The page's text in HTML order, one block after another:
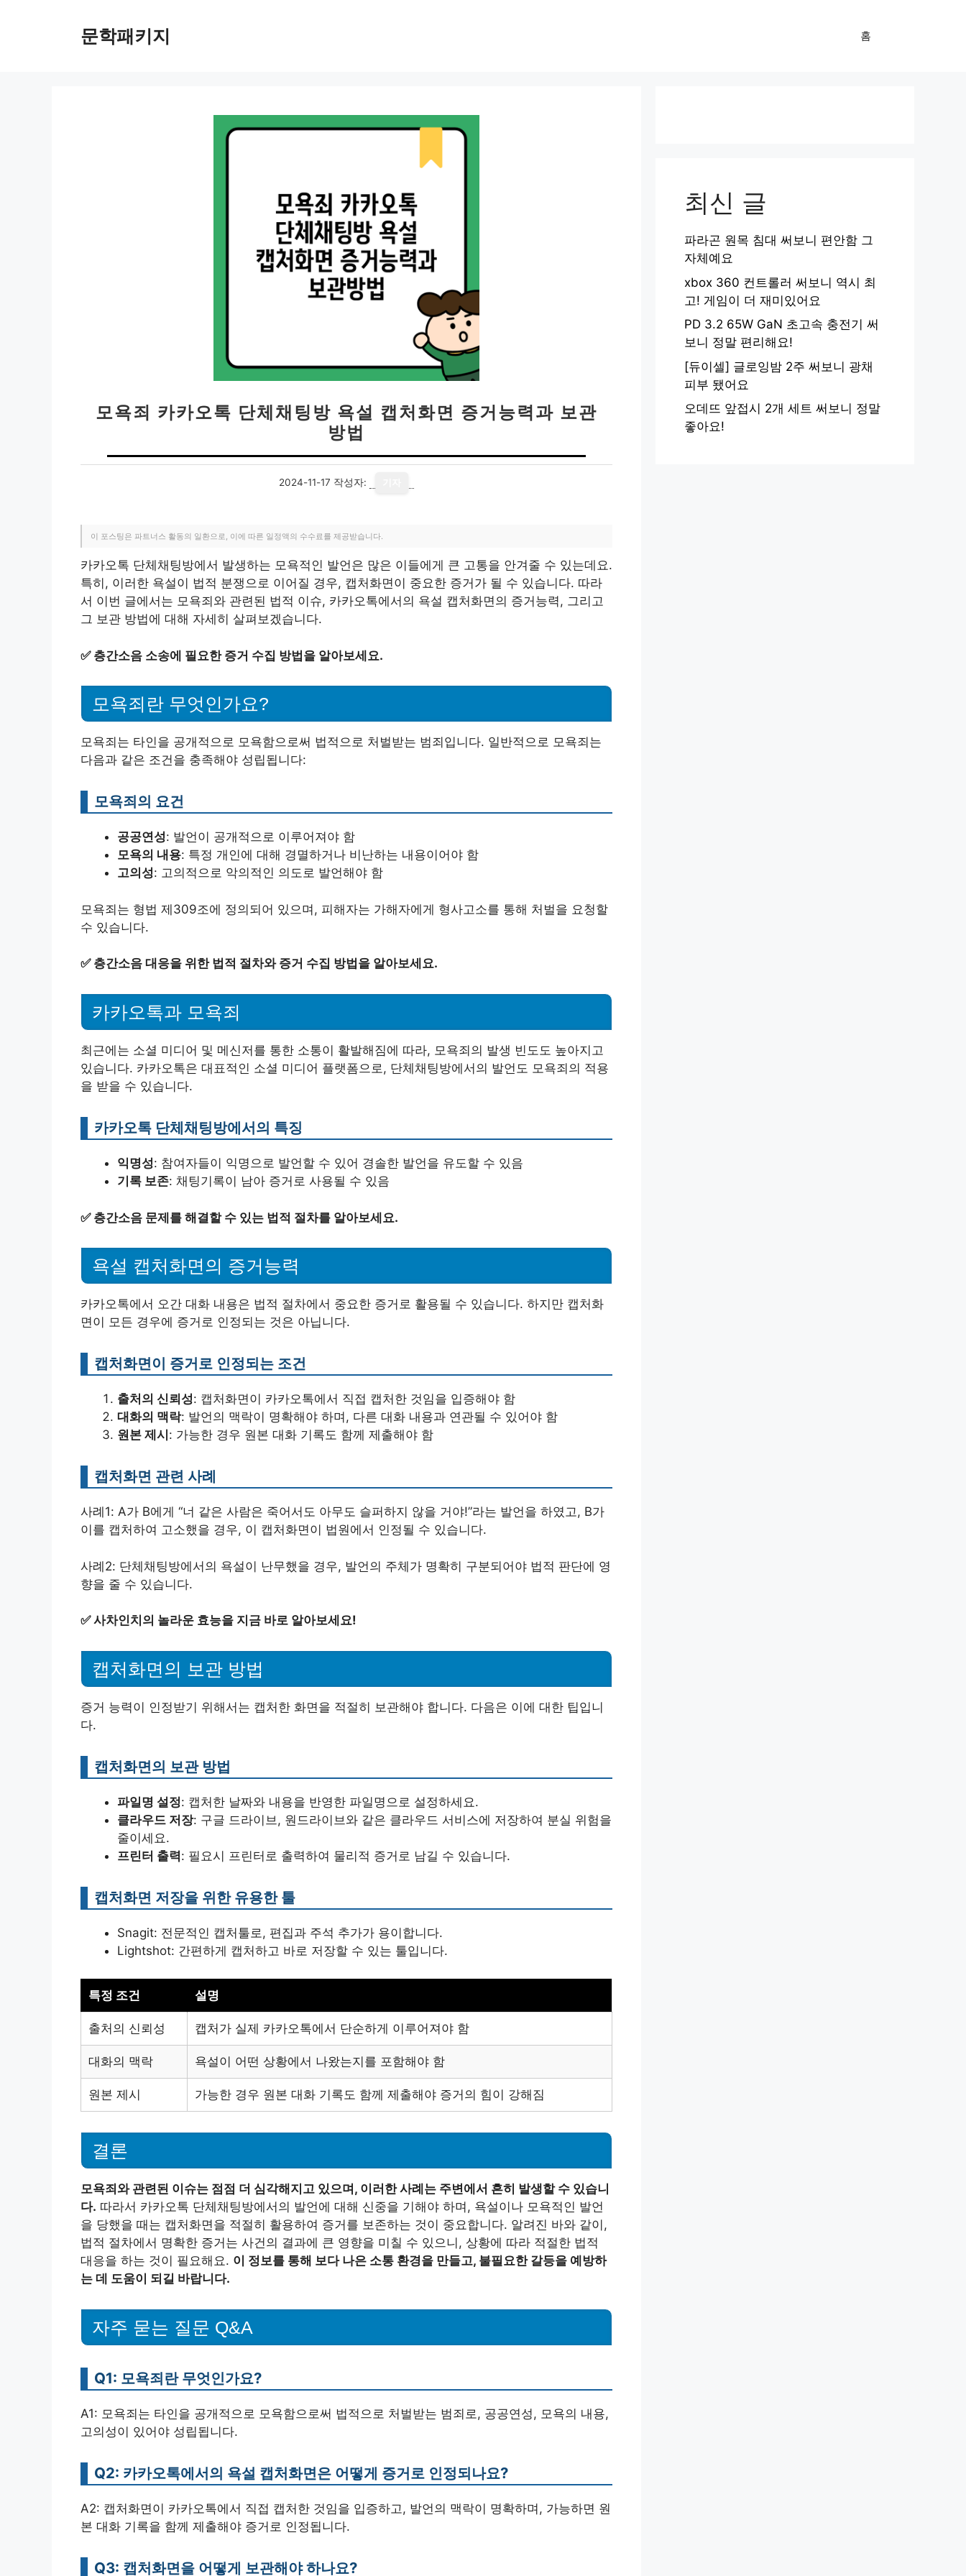
문학패키지 홈
모욕죄 카카오톡 단체채팅방 욕설 캡처화면 증거능력과 보관
방법
2024-11-17 작성자:
이 포스팅은 파트너스 활동의 일환으로, 이에 따른 일정액의 수수료를 제공받습니다.
카카오톡 단체채팅방에서 발생하는 모욕적인 발언은 많은 이들에게 큰 고통을 안겨줄 수 있는데요.
특히, 이러한 욕설이 법적 분쟁으로 이어질 경우, 캡처화면이 중요한 증거가 될 수 있습니다. 따라
서 이번 글에서는 모욕죄와 관련된 법적 이슈, 카카오톡에서의 욕설 캡처화면의 증거능력, 그리고
그 보관 방법에 대해 자세히 살펴보겠습니다.
✅ 층간소음 소송에 필요한 증거 수집 방법을 알아보세요.
모욕죄란 무엇인가요?
모욕죄는 타인을 공개적으로 모욕함으로써 법적으로 처벌받는 범죄입니다. 일반적으로 모욕죄는
다음과 같은 조건을 충족해야 성립됩니다:
모욕죄의 요건
공공연성: 발언이 공개적으로 이루어져야 함
모욕의 내용: 특정 개인에 대해 경멸하거나 비난하는 내용이어야 함
고의성: 고의적으로 악의적인 의도로 발언해야 함
모욕죄는 형법 제309조에 정의되어 있으며, 피해자는 가해자에게 형사고소를 통해 처벌을 요청할
수 있습니다.
✅ 층간소음 대응을 위한 법적 절차와 증거 수집 방법을 알아보세요.
카카오톡과 모욕죄
최근에는 소셜 미디어 및 메신저를 통한 소통이 활발해짐에 따라, 모욕죄의 발생 빈도도 높아지고
있습니다. 카카오톡은 대표적인 소셜 미디어 플랫폼으로, 단체채팅방에서의 발언도 모욕죄의 적용
을 받을 수 있습니다.
카카오톡 단체채팅방에서의 특징
익명성: 참여자들이 익명으로 발언할 수 있어 경솔한 발언을 유도할 수 있음
기록 보존: 채팅기록이 남아 증거로 사용될 수 있음
✅ 층간소음 문제를 해결할 수 있는 법적 절차를 알아보세요.
욕설 캡처화면의 증거능력
카카오톡에서 오간 대화 내용은 법적 절차에서 중요한 증거로 활용될 수 있습니다. 하지만 캡처화
면이 모든 경우에 증거로 인정되는 것은 아닙니다.
캡처화면이 증거로 인정되는 조건
출처의 신뢰성: 캡처화면이 카카오톡에서 직접 캡처한 것임을 입증해야 함
대화의 맥락: 발언의 맥락이 명확해야 하며, 다른 대화 내용과 연관될 수 있어야 함
원본 제시 : 가능한 경우 원본 대화 기록도 함께 제출해야 함
캡처화면 관련 사례
사례1: A가 B에게 “너 같은 사람은 죽어서도 아무도 슬퍼하지 않을 거야!”라는 발언을 하였고, B가
이를 캡처하여 고소했을 경우, 이 캡처화면이 법원에서 인정될 수 있습니다.
사례2: 단체채팅방에서의 욕설이 난무했을 경우, 발언의 주체가 명확히 구분되어야 법적 판단에 영
향을 줄 수 있습니다.
✅사차인치의 놀라운 효능을 지금 바로 알아보세요!
캡처화면의 보관 방법
증거 능력이 인정받기 위해서는 캡처한 화면을 적절히 보관해야 합니다. 다음은 이에 대한 팁입니
다.
캡처화면의 보관 방법
파일명 설정: 캡처한 날짜와 내용을 반영한 파일명으로 설정하세요.
클라우드 저장: 구글 드라이브, 원드라이브와 같은 클라우드 서비스에 저장하여 분실 위험을
줄이세요.
프린터 출력: 필요시 프린터로 출력하여 물리적 증거로 남길 수 있습니다.
캡처화면 저장을 위한 유용한 툴
Snagit: 전문적인 캡처툴로, 편집과 주석 추가가 용이합니다.
Lightshot: 간편하게 캡처하고 바로 저장할 수 있는 툴입니다.
특정 조건 설명
출처의 신뢰성 캡처가 실제 카카오톡에서 단순하게 이루어져야 함
대화의 맥락 욕설이 어떤 상황에서 나왔는지를 포함해야 함
원본 제시 가능한 경우 원본 대화 기록도 함께 제출해야 증거의 힘이 강해짐
결론
모욕죄와 관련된 이슈는 점점 더 심각해지고 있으며, 이러한 사례는 주변에서 흔히 발생할 수 있습니
다. 따라서 카카오톡 단체채팅방에서의 발언에 대해 신중을 기해야 하며, 욕설이나 모욕적인 발언
을 당했을 때는 캡처화면을 적절히 활용하여 증거를 보존하는 것이 중요합니다. 알려진 바와 같이,
법적 절차에서 명확한 증거는 사건의 결과에 큰 영향을 미칠 수 있으니, 상황에 따라 적절한 법적
대응을 하는 것이 필요해요. 이 정보를 통해 보다 나은 소통 환경을 만들고, 불필요한 갈등을 예방하
는 데 도움이 되길 바랍니다.
자주 묻는 질문 Q&A
Q1: 모욕죄란 무엇인가요?
A1: 모욕죄는 타인을 공개적으로 모욕함으로써 법적으로 처벌받는 범죄로, 공공연성, 모욕의 내용,
고의성이 있어야 성립됩니다.
Q2: 카카오톡에서의 욕설 캡처화면은 어떻게 증거로 인정되나요?
A2: 캡처화면이 카카오톡에서 직접 캡처한 것임을 입증하고, 발언의 맥락이 명확하며, 가능하면 원
본 대화 기록을 함께 제출해야 증거로 인정됩니다.
Q3: 캡처화면을 어떻게 보관해야 하나요?
최신 글
파라곤 원목 침대 써보니 편안함 그
자체예요
xbox 360 컨트롤러 써보니 역시 최
고! 게임이 더 재미있어요
PD 3.2 65W GaN 초고속 충전기 써
보니 정말 편리해요!
[듀이셀] 글로잉밤 2주 써보니 광채
피부 됐어요
오데뜨 앞접시 2개 세트 써보니 정말
좋아요!